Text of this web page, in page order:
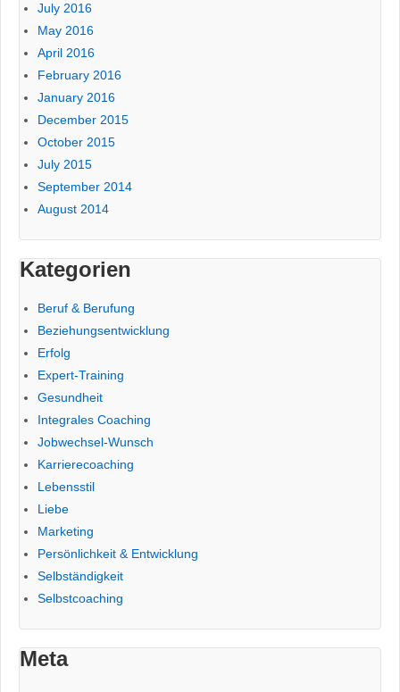
July 2016
May 2016
April 2016
February 2016
January 2016
December 2015
October 2015
July 2015
September 2014
August 2014
Kategorien
Beruf & Berufung
Beziehungsentwicklung
Erfolg
Expert-Training
Gesundheit
Integrales Coaching
Jobwechsel-Wunsch
Karrierecoaching
Lebensstil
Liebe
Marketing
Persönlichkeit & Entwicklung
Selbständigkeit
Selbstcoaching
Meta